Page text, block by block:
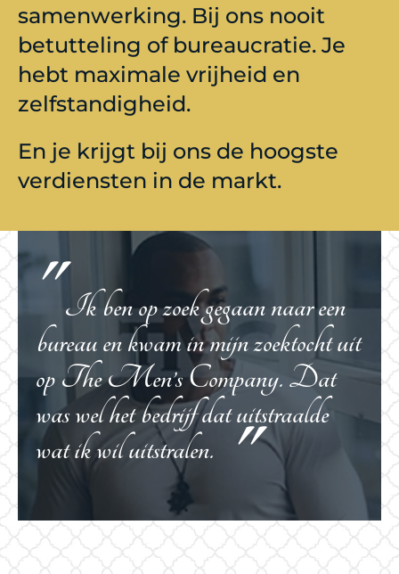
samenwerking. Bij ons nooit
betutteling of bureaucratie. Je
hebt maximale vrijheid en
zelfstandigheid.
En je krijgt bij ons de hoogste
verdiensten in de markt.
Ik ben op zoek gegaan naar een
bureau en kwam in mijn zoektocht uit
op The Men’s Company. Dat
was wel het bedrijf dat uitstraalde
wat ik wil uitstralen.